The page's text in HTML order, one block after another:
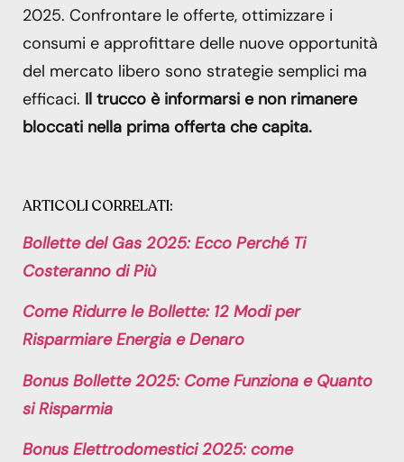
2025. Confrontare le offerte, ottimizzare i
consumi e approfittare delle nuove opportunità
del mercato libero sono strategie semplici ma
efficaci. Il trucco è informarsi e non rimanere
bloccati nella prima offerta che capita.
ARTICOLI CORRELATI:
Bollette del Gas 2025: Ecco Perché Ti
Costeranno di Più
Come Ridurre le Bollette: 12 Modi per
Risparmiare Energia e Denaro
Bonus Bollette 2025: Come Funziona e Quanto
si Risparmia
Bonus Elettrodomestici 2025: come